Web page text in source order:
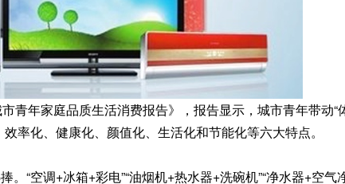
年家庭品质生活消费报告》，报告显示，城市青年带动“
率化、健康化、颜值化、生活化和节能化等六大特点。
空调+冰箱+彩电”“油烟机+热水器+洗碗机”“净水器+空气